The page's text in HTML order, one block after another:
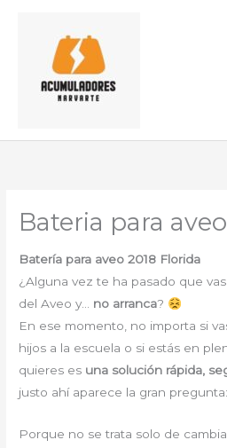
contenido
Bateria para
Batería para aveo 2018 Florida
¿Alguna vez te ha pasado que
del Aveo y… no arranca?
En ese momento, no importa si
hijos a la escuela o si estás en
quieres es una solución rápida,
justo ahí aparece la gran pregunta:
Porque no se trata solo de